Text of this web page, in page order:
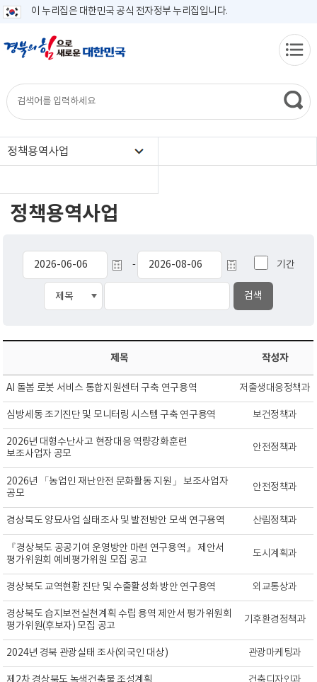
이 누리집은 대한민국 공식 전자정부 누리집입니다.
정책용역사업
정책용역사업
- 기간
제목 작성자
AI 돌봄 로봇 서비스 통합지원센터 구축 연구용역 저출생대응정책과
심방세동 조기진단 및 모니터링 시스템 구축 연구용역 보건정책과
2026년 대형수난사고 현장대응 역량강화훈련
보조사업자 공모
안전정책과
2026년 「농업인 재난안전 문화활동 지원」 보조사업자
공모
안전정책과
경상북도 양묘사업 실태조사 및 발전방안 모색 연구용역 산림정책과
『경상북도 공공기여 운영방안 마련 연구용역』 제안서
평가위원회 예비평가위원 모집 공고
도시계획과
경상북도 교역현황 진단 및 수출활성화 방안 연구용역 외교통상과
경상북도 습지보전실천계획 수립 용역 제안서 평가위원회
평가위원(후보자) 모집 공고
기후환경정책과
2024년 경북 관광실태 조사(외국인 대상) 관광마케팅과